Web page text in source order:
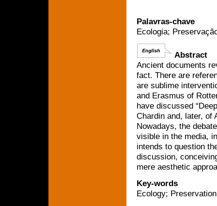
Palavras-chave
Ecologia;
Abstract
Ancient documents
fact. There are
are sublime
and Erasmus of
have discussed
Chardin and, later, of
Nowadays, the
visible in the media,
intends to question
discussion,
mere aesthetic
Key-words
Ecology;